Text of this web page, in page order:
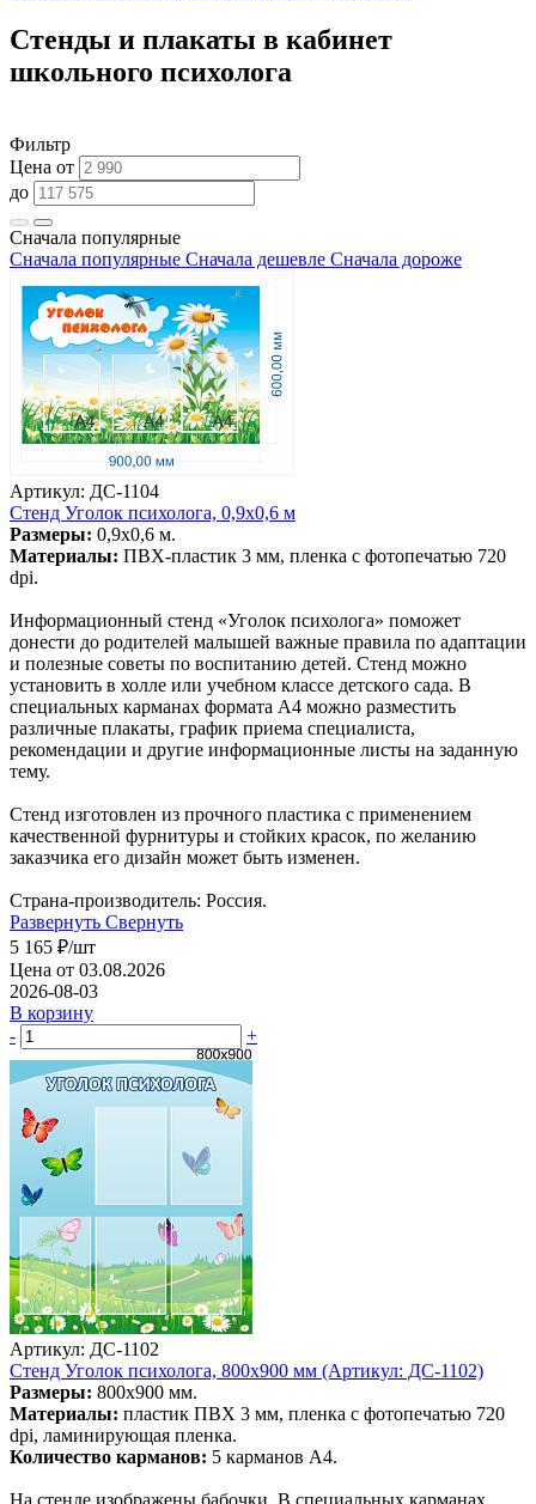
Стенды и плакаты в кабинет
школьного психолога
Фильтр
Цена от
до
Сначала популярные
Сначала популярные Сначала дешевле Сначала дороже
Артикул: ДС-1104
Стенд Уголок психолога, 0,9х0,6 м
Размеры: 0,9х0,6 м.
Материалы: ПВХ-пластик 3 мм, пленка с фотопечатью 720
dpi.
Информационный стенд «Уголок психолога» поможет
донести до родителей малышей важные правила по адаптации
и полезные советы по воспитанию детей. Стенд можно
установить в холле или учебном классе детского сада. В
специальных карманах формата А4 можно разместить
различные плакаты, график приема специалиста,
рекомендации и другие информационные листы на заданную
тему.
Стенд изготовлен из прочного пластика с применением
качественной фурнитуры и стойких красок, по желанию
заказчика его дизайн может быть изменен.
Страна-производитель: Россия.
Развернуть Свернуть
5 165 ₽/шт
Цена от 03.08.2026
2026-08-03
В корзину
-
+
Артикул: ДС-1102
Стенд Уголок психолога, 800х900 мм (Артикул: ДС-1102)
Размеры: 800х900 мм.
Материалы: пластик ПВХ 3 мм, пленка с фотопечатью 720
dpi, ламинирующая пленка.
Количество карманов: 5 карманов А4.
На стенде изображены бабочки. В специальных карманах